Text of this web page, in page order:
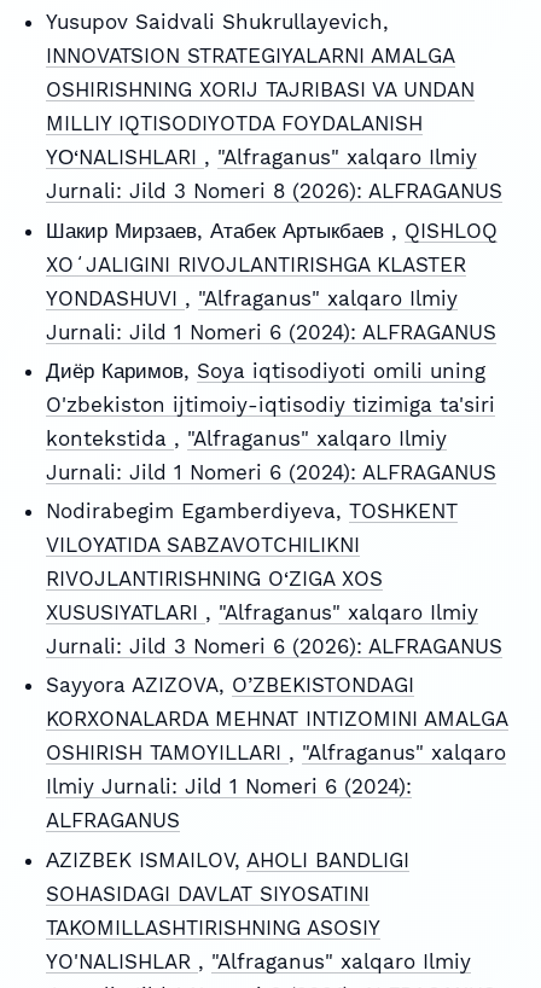
Yusupov Saidvali Shukrullayevich,
INNOVATSION STRATEGIYALARNI AMALGA
OSHIRISHNING XORIJ TAJRIBASI VA UNDAN
MILLIY IQTISODIYOTDA FOYDALANISH
YО‘NALISHLARI , "Alfraganus" xalqaro Ilmiy
Jurnali: Jild 3 Nomeri 8 (2026): ALFRAGANUS
Шакир Мирзаев, Атабек Артыкбаев , QISHLOQ
XOʻJALIGINI RIVOJLANTIRISHGA KLASTER
YONDASHUVI , "Alfraganus" xalqaro Ilmiy
Jurnali: Jild 1 Nomeri 6 (2024): ALFRAGANUS
Диёр Каримов, Soya iqtisodiyoti omili uning
O'zbekiston ijtimoiy-iqtisodiy tizimiga ta'siri
kontekstida , "Alfraganus" xalqaro Ilmiy
Jurnali: Jild 1 Nomeri 6 (2024): ALFRAGANUS
Nodirabegim Egamberdiyeva, TOSHKENT
VILOYATIDA SABZAVOTCHILIKNI
RIVOJLANTIRISHNING O‘ZIGA XOS
XUSUSIYATLARI , "Alfraganus" xalqaro Ilmiy
Jurnali: Jild 3 Nomeri 6 (2026): ALFRAGANUS
Sayyora AZIZOVA, O’ZBEKISTONDAGI
KORXONALARDA MEHNAT INTIZOMINI AMALGA
OSHIRISH TAMOYILLARI , "Alfraganus" xalqaro
Ilmiy Jurnali: Jild 1 Nomeri 6 (2024):
ALFRAGANUS
АZIZBEK ISMAILOV, AHOLI BANDLIGI
SOHASIDAGI DAVLAT SIYOSATINI
TAKOMILLASHTIRISHNING ASOSIY
YO'NALISHLAR , "Alfraganus" xalqaro Ilmiy